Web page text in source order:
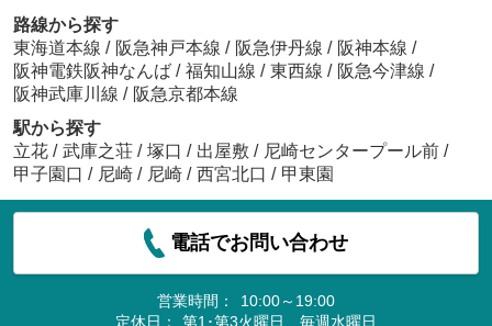
路線から探す
東海道本線 / 阪急神戸本線 / 阪急伊丹線 / 阪神本線 /
阪神電鉄阪神なんば / 福知山線 / 東西線 / 阪急今津線 /
阪神武庫川線 / 阪急京都本線
駅から探す
立花 / 武庫之荘 / 塚口 / 出屋敷 / 尼崎センタープール前 /
甲子園口 / 尼崎 / 尼崎 / 西宮北口 / 甲東園
電話でお問い合わせ
営業時間：
10:00～19:00
定休日：
第1･第3火曜日 毎週水曜日